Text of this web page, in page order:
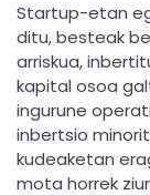
Startup-etan
ditu, besteak
arriskua,
kapital osoa
ingurune
inbertsio
kudeaketan
mota horrek